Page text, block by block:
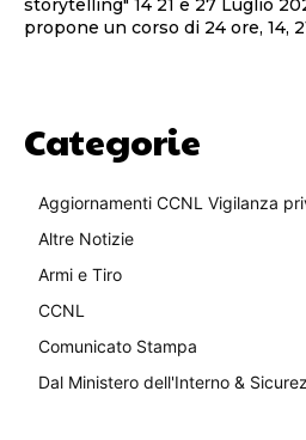
propone un corso di 24 ore, 14,
Categorie
Aggiornamenti CCNL Vigilanza
Altre Notizie
Armi e Tiro
CCNL
Comunicato Stampa
Dal Ministero dell'Interno &